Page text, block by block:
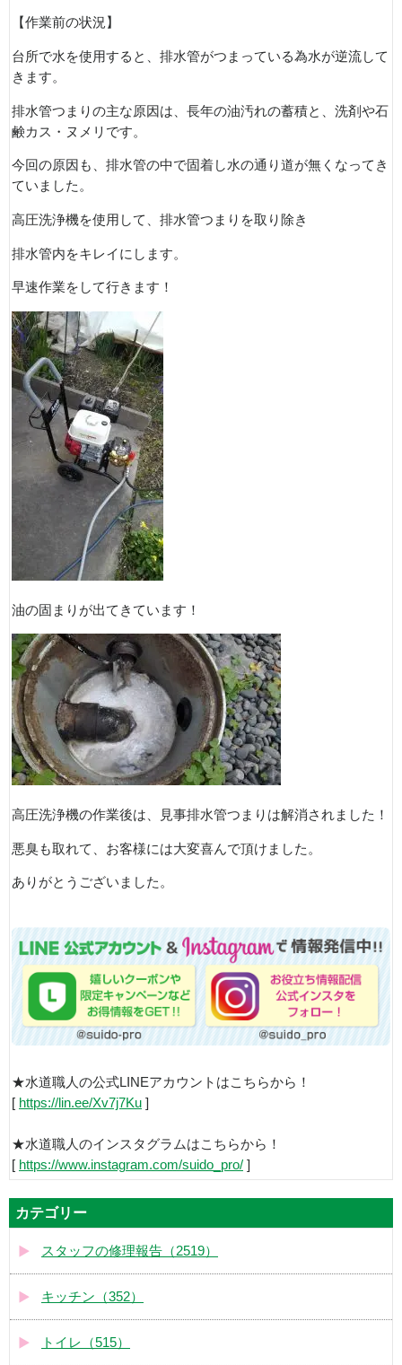
【作業前の状況】
台所で水を使用すると、排水管がつまっている為水が逆流して
きます。
排水管つまりの主な原因は、長年の油汚れの蓄積と、洗剤や石
鹸カス・ヌメリです。
今回の原因も、排水管の中で固着し水の通り道が無くなってき
ていました。
高圧洗浄機を使用して、排水管つまりを取り除き
排水管内をキレイにします。
早速作業をして行きます！
油の固まりが出てきています！
高圧洗浄機の作業後は、見事排水管つまりは解消されました！
悪臭も取れて、お客様には大変喜んで頂けました。
ありがとうございました。
★水道職人の公式LINEアカウントはこちらから！
[ https://lin.ee/Xv7j7Ku ]
★水道職人のインスタグラムはこちらから！
[ https://www.instagram.com/suido_pro/ ]
カテゴリー
スタッフの修理報告（2519）
キッチン（352）
トイレ（515）